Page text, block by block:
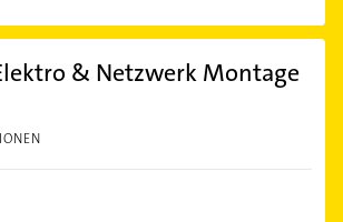
& Netzwerk Montage